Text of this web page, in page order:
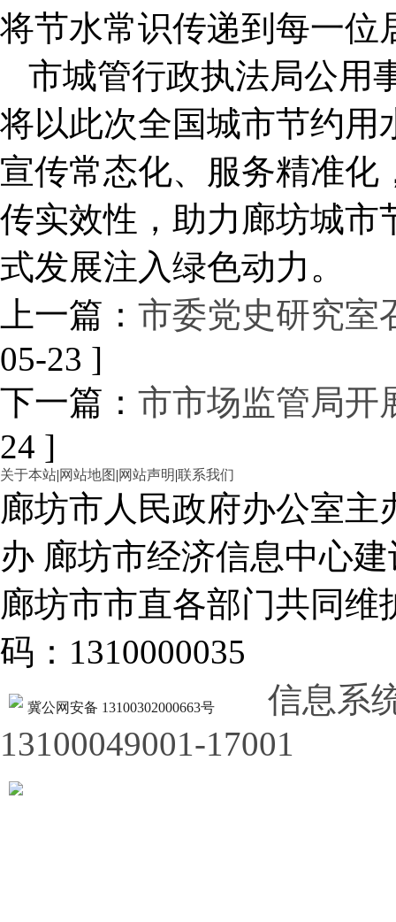
将节水常识传递到每一位
市城管行政执法局公用
将以此次全国城市节约用
宣传常态化、服务精准化
传实效性，助力廊坊城市
式发展注入绿色动力。
上一篇： 市委党史研究室
05-23 ]
下一篇： 市市场监管局开
24 ]
关于本站|网站地图 |网站声明|联系我们
廊坊市人民政府办公室
办 廊坊市经济信息中心建
廊坊市市直各部门共同
码：1310000035
冀公网安备 13100302000663号
信息系
13100049001-17001